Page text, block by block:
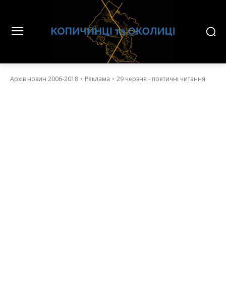
Архів новин 2006-2018 Реклама 29 червня - поетичні читання